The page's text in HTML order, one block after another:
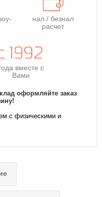
нал / безнал
расчет
вместе с
Вами
оформляйте заказ
с физическими и